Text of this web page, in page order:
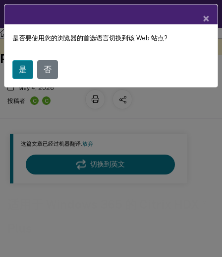
Citrix DaaS
这篇文章已经过机器翻译.放弃
切换到英文
适用于 Windows 365 的 Citrix HDX
Plus
May 4, 2026
投稿者:
C C
×
是否要使用您的浏览器的首选语言切换到该 Web 站点?
是 否